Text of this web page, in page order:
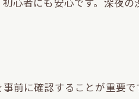
ャの魅力
ャスポット
ラックス空間
前に確認することが重要